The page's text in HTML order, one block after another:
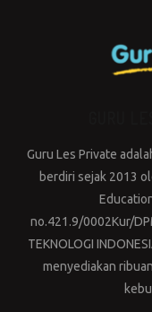
Guru Les Private
berdiri sejak 2013
no.421.9/0002Kur/
TEKNOLOGI
menyediakan